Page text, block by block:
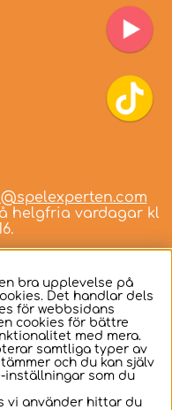
helgfria vardagar kl
bra upplevelse på
Det handlar dels
för webbsidans
cookies för bättre
med mera.
samtliga typer av
och du kan själv
inställningar som du
vi använder hittar du